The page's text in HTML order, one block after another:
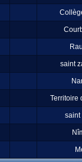
saint
Territoire
saint